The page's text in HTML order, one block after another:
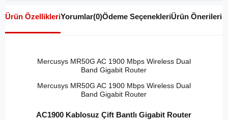
Ürün ÖzellikleriYorumlar(0)Ödeme SeçenekleriÜrün Önerileri
Mercusys MR50G AC 1900 Mbps Wireless Dual
Band Gigabit Router
Mercusys MR50G AC 1900 Mbps Wireless Dual
Band Gigabit Router
AC1900 Kablosuz Çift Bantlı Gigabit Router